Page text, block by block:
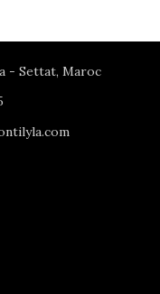
- Settat, Maroc